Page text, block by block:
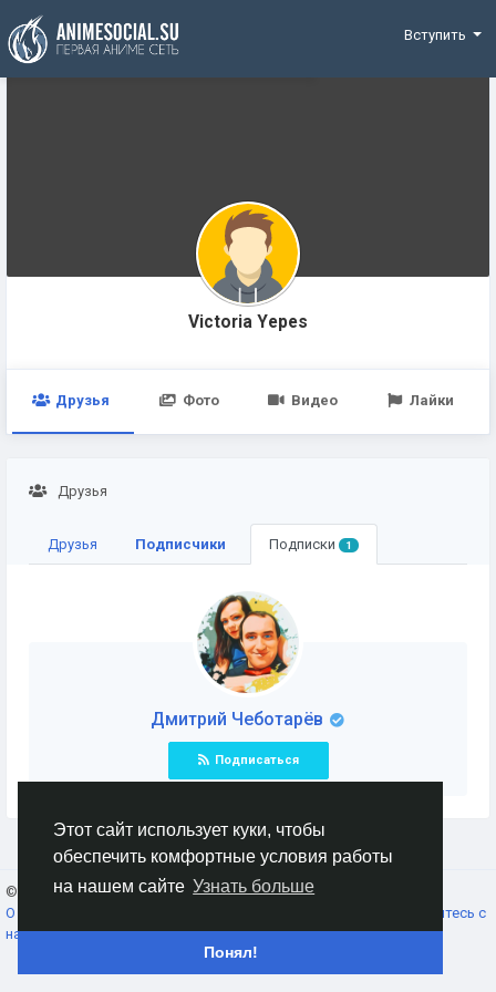
Этот сайт использует куки, чтобы
обеспечить комфортные условия работы
на нашем сайте Узнать больше
Понял!
Funding
Вступить
Victoria Yepes
Друзья Фото Видео Лайки
Друзья
Друзья Подписчики Подписки 1
Дмитрий Чеботарёв
Подписаться
© 2026 AnimeSocial.SU - Первая аниме сеть!
О нас
Свяжитесь с
нами
Каталог